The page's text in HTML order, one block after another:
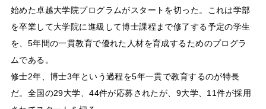
始めた卓越大学院プログラムがスタートを切った。これは学部
を卒業して大学院に進級して博士課程まで修了する予定の学生
を、5年間の一貫教育で優れた人材を育成するためのプログラ
ムである。
修士2年、博士3年という過程を5年一貫で教育するのが特長
だ。全国の29大学、44件が応募されたが、9大学、11件が採用